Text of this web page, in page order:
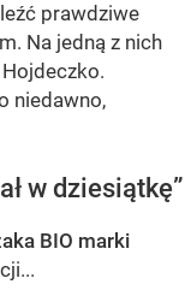
prawdziwe
Na jedną z nich
niedawno,
w dziesiątkę”
BIO marki